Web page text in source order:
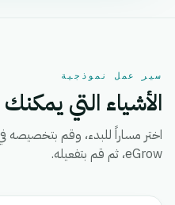
سير عمل نموذجية
الأشياء التي يمكنك
اختر مساراً للبدء، وقم بتخصيصه
eGrow، ثم قم بتفعيله.